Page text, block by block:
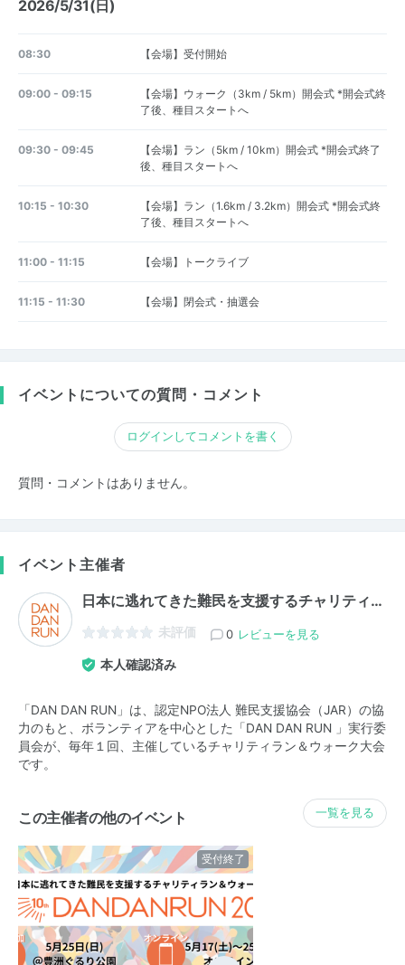
2026/5/31(日)
08:30 【会場】受付開始
09:00 - 09:15
【会場】ウォーク（3km / 5km）開会式 *開会式終
了後、種目スタートへ
09:30 - 09:45
【会場】ラン（5km / 10km）開会式 *開会式終了
後、種目スタートへ
10:15 - 10:30
【会場】ラン（1.6km / 3.2km）開会式 *開会式終
了後、種目スタートへ
11:00 - 11:15 【会場】トークライブ
11:15 - 11:30 【会場】閉会式・抽選会
イベントについての質問・コメント
ログインしてコメントを書く
質問・コメントはありません。
イベント主催者
日本に逃れてきた難民を支援するチャリティ…
未評価 0 レビューを見る
本人確認済み
「DAN DAN RUN」は、認定NPO法人 難民支援協会（JAR）の協
力のもと、ボランティアを中心とした「DAN DAN RUN 」実行委
員会が、毎年１回、主催しているチャリティラン＆ウォーク大会
です。
この主催者の他のイベント 一覧を見る
受付終了